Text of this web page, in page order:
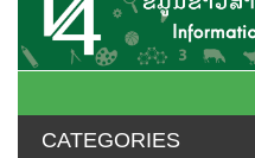
CATEGORIES